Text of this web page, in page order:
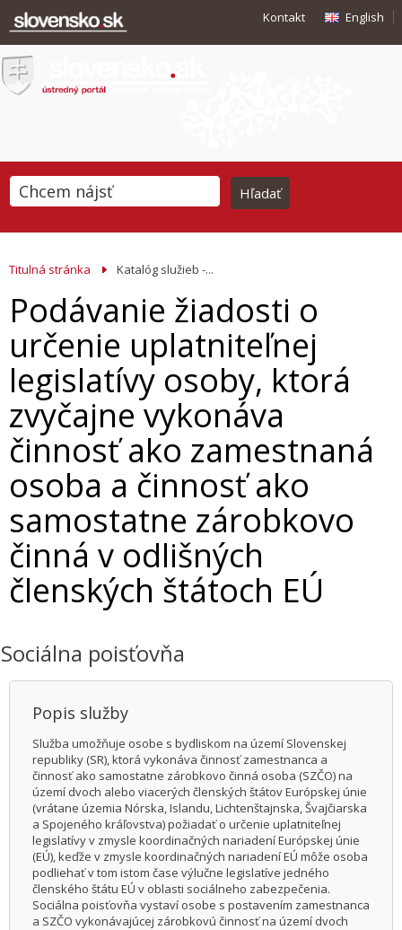
Kontakt English
Titulná stránka Katalóg služieb -...
Podávanie žiadosti o
určenie uplatniteľnej
legislatívy osoby, ktorá
zvyčajne vykonáva
činnosť ako zamestnaná
osoba a činnosť ako
samostatne zárobkovo
činná v odlišných
členských štátoch EÚ
Sociálna poisťovňa
Popis služby
Služba umožňuje osobe s bydliskom na území Slovenskej
republiky (SR), ktorá vykonáva činnosť zamestnanca a
činnosť ako samostatne zárobkovo činná osoba (SZČO) na
území dvoch alebo viacerých členských štátov Európskej únie
(vrátane územia Nórska, Islandu, Lichtenštajnska, Švajčiarska
a Spojeného kráľovstva) požiadať o určenie uplatniteľnej
legislatívy v zmysle koordinačných nariadení Európskej únie
(EÚ), keďže v zmysle koordinačných nariadení EÚ môže osoba
podliehať v tom istom čase výlučne legislatíve jedného
členského štátu EÚ v oblasti sociálneho zabezpečenia.
Sociálna poisťovňa vystaví osobe s postavením zamestnanca
a SZČO vykonávajúcej zárobkovú činnosť na území dvoch